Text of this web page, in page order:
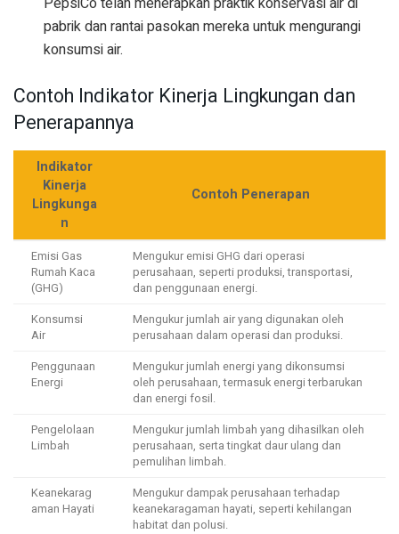
pabrik dan rantai pasokan mereka untuk mengurangi
konsumsi air.
Contoh Indikator Kinerja Lingkungan dan
Penerapannya
Indikator
Kinerja
Lingkunga
n
Contoh Penerapan
Emisi Gas
Rumah Kaca
(GHG)
Mengukur emisi GHG dari operasi
perusahaan, seperti produksi, transportasi,
dan penggunaan energi.
Konsumsi
Air
Mengukur jumlah air yang digunakan oleh
perusahaan dalam operasi dan produksi.
Penggunaan
Energi
Mengukur jumlah energi yang dikonsumsi
oleh perusahaan, termasuk energi terbarukan
dan energi fosil.
Pengelolaan
Limbah
Mengukur jumlah limbah yang dihasilkan oleh
perusahaan, serta tingkat daur ulang dan
pemulihan limbah.
Keanekarag
aman Hayati
Mengukur dampak perusahaan terhadap
keanekaragaman hayati, seperti kehilangan
habitat dan polusi.